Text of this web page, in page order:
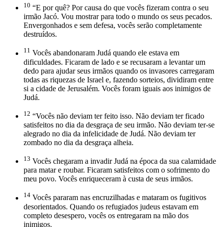
10 “E por quê? Por causa do que vocês fizeram contra o seu
irmão Jacó. Vou mostrar para todo o mundo os seus pecados.
Envergonhados e sem defesa, vocês serão completamente
destruídos.
11 Vocês abandonaram Judá quando ele estava em
dificuldades. Ficaram de lado e se recusaram a levantar um
dedo para ajudar seus irmãos quando os invasores carregaram
todas as riquezas de Israel e, fazendo sorteios, dividiram entre
si a cidade de Jerusalém. Vocês foram iguais aos inimigos de
Judá.
12 “Vocês não deviam ter feito isso. Não deviam ter ficado
satisfeitos no dia da desgraça de seu irmão. Não deviam ter-se
alegrado no dia da infelicidade de Judá. Não deviam ter
zombado no dia da desgraça alheia.
13 Vocês chegaram a invadir Judá na época da sua calamidade
para matar e roubar. Ficaram satisfeitos com o sofrimento do
meu povo. Vocês enriqueceram à custa de seus irmãos.
14 Vocês pararam nas encruzilhadas e mataram os fugitivos
desorientados. Quando os refugiados judeus estavam em
completo desespero, vocês os entregaram na mão dos
inimigos.